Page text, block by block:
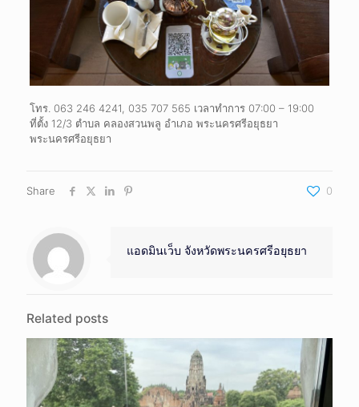
โทร. 063 246 4241, 035 707 565 เวลาทำการ 07:00 – 19:00
ที่ตั้ง 12/3 ตำบล คลองสวนพลู อำเภอ พระนครศรีอยุธยา
พระนครศรีอยุธยา
Share 0
แอดมินเว็บ จังหวัดพระนครศรีอยุธยา
Related posts